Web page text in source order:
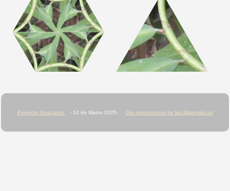
Proyecto Descartes - 14 de Marzo 2025- Día internacional de las Matemáticas